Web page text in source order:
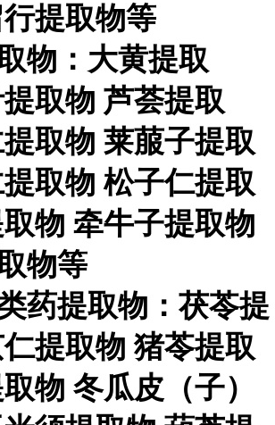
提取物等
物：大黄提取
取物 芦荟提取
取物 莱菔子提取
取物 松子仁提取
物 牵牛子提取物
物等
药提取物：茯苓提
提取物 猪苓提取
物 冬瓜皮（子）